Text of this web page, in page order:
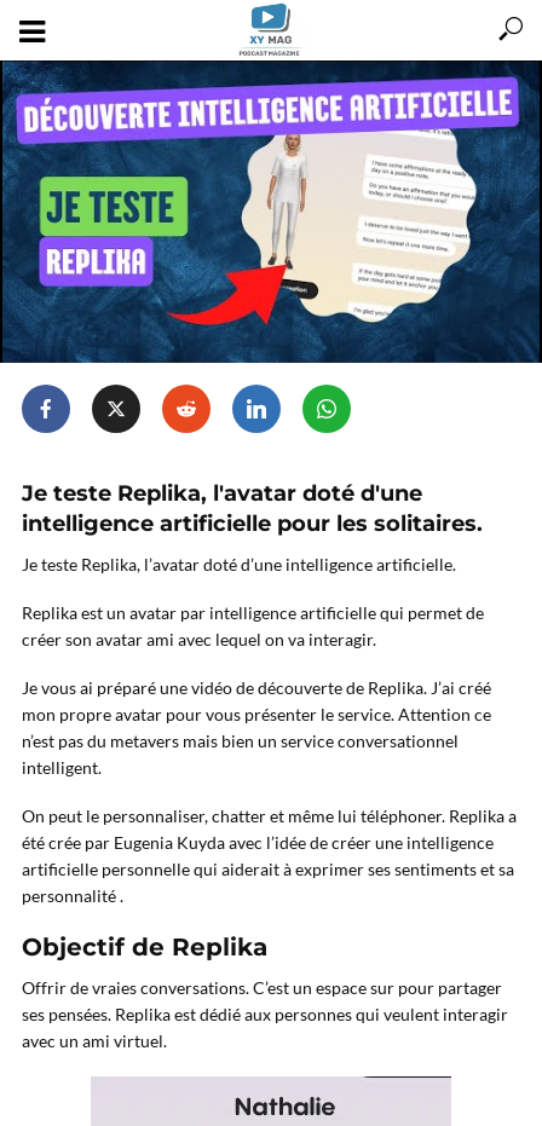
Je teste Replika, l'avatar doté d'une
intelligence artificielle pour les solitaires.
Je teste Replika, l’avatar doté d’une intelligence artificielle.
Replika est un avatar par intelligence artificielle qui permet de
créer son avatar ami avec lequel on va interagir.
Je vous ai préparé une vidéo de découverte de Replika. J’ai créé
mon propre avatar pour vous présenter le service. Attention ce
n’est pas du metavers mais bien un service conversationnel
intelligent.
On peut le personnaliser, chatter et même lui téléphoner. Replika a
été crée par Eugenia Kuyda avec l’idée de créer une intelligence
artificielle personnelle qui aiderait à exprimer ses sentiments et sa
personnalité .
Objectif de Replika
Offrir de vraies conversations. C’est un espace sur pour partager
ses pensées. Replika est dédié aux personnes qui veulent interagir
avec un ami virtuel.